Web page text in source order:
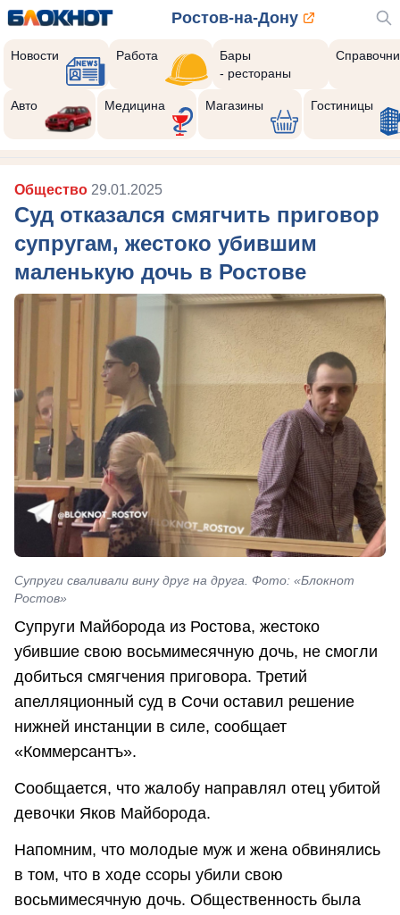
Ростов-на-Дону
Новости Работа
Бары
- рестораны
Авто Медицина Магазины Гостиницы
Общество 29.01.2025
Суд отказался смягчить приговор
супругам, жестоко убившим
маленькую дочь в Ростове
Супруги сваливали вину друг на друга. Фото: «Блокнот
Ростов»
Супруги Майборода из Ростова, жестоко
убившие свою восьмимесячную дочь, не смогли
добиться смягчения приговора. Третий
апелляционный суд в Сочи оставил решение
нижней инстанции в силе, сообщает
«Коммерсантъ».
Сообщается, что жалобу направлял отец убитой
девочки Яков Майборода.
Напомним, что молодые муж и жена обвинялись
в том, что в ходе ссоры убили свою
восьмимесячную дочь. Общественность была
8
Реклама закроется через: